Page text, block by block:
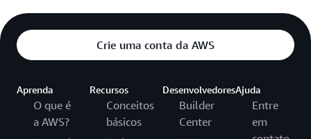
Crie uma conta da AWS
Aprenda
O que é
a AWS?
Recursos
Conceitos
básicos
Desenvolvedores
Builder
Center
Ajuda
Entre
em